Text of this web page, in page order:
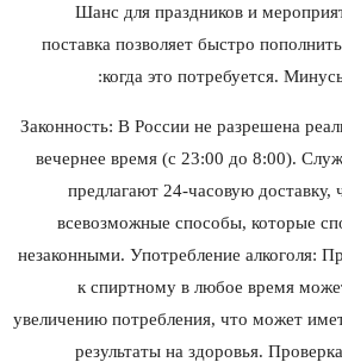
Шанс для праздников и
поставка позволяет быстро
когда это потребуется.
Законность: В России не разрешена
вечернее время (с 23:00 до 8:00).
предлагают 24-часовую доставку,
всевозможные способы, которые
незаконными. Употребление алкоголя:
к спиртному в любое время
увеличению потребления, что может
результаты на здоровья.